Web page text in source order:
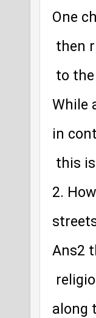
One
then
to
While
in
this
2.
Ans2
along